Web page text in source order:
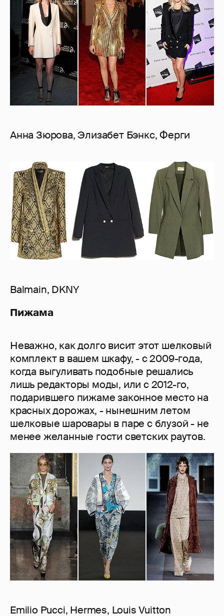
Анна Зюрова, Элизабет Бэнкс, Ферги
Balmain, DKNY
Пижама
Неважно, как долго висит этот шелковый
комплект в вашем шкафу, - с 2009-года,
когда выгуливать подобные решались
лишь редакторы моды, или с 2012-го,
подарившего пижаме законное место на
красных дорожах, - нынешним летом
шелковые шаровары в паре с блузой - не
менее желанные гости светских раутов.
Emilio Pucci, Hermes, Louis Vuitton